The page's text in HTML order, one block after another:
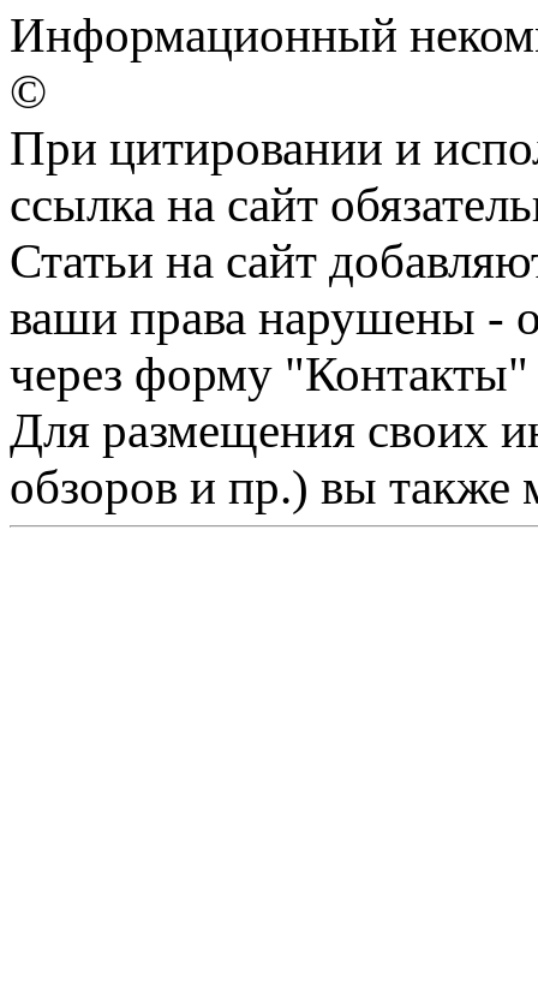
Информационный
©
При цитировании и
ссылка на сайт
Статьи на сайт
ваши права нарушены -
через форму "Контакты"
Для размещения своих
обзоров и пр.) вы также